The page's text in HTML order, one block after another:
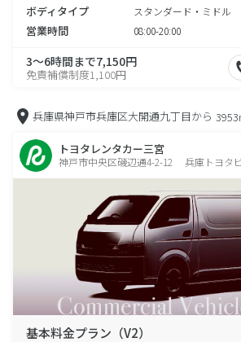
ボディタイプ スタンダード・ミドル
営業時間 08:00-20:00
3～6時間まで7,150円
免責補償制度1,100円
兵庫県神戸市兵庫区大開通九丁目から
トヨタレンタカー三宮
神戸市中央区磯辺通4-2-12 兵庫トヨタ
基本料金プラン（V2）